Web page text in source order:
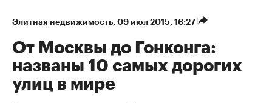
Элитная недвижимость⁠, 09 июл 2015, 16:27
От Москвы до Гонконга:
названы 10 самых дорогих
улиц в мире